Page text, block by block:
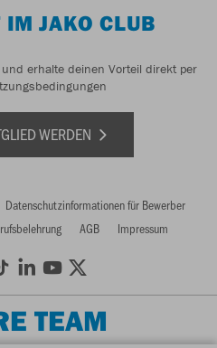
IM JAKO CLUB
erhalte deinen Vorteil direkt per
WERDEN
Datenschutzinformationen für Bewerber
AGB Impressum
TEAM